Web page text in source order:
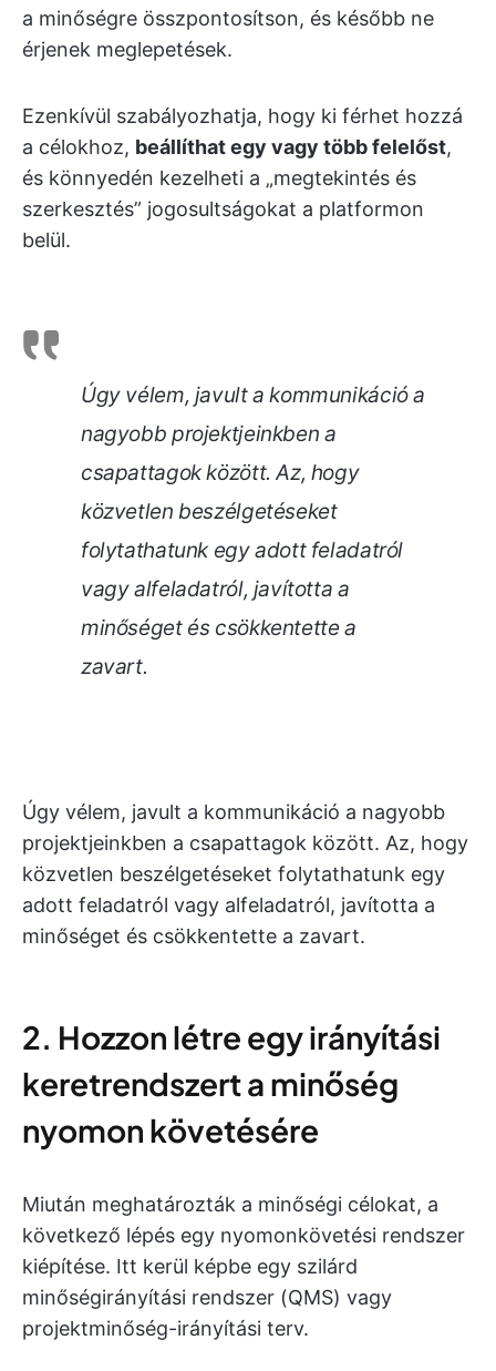
a minőségre összpontosítson, és később ne
érjenek meglepetések.
Ezenkívül szabályozhatja, hogy ki férhet hozzá
a célokhoz, beállíthat egy vagy több felelőst,
és könnyedén kezelheti a „megtekintés és
szerkesztés” jogosultságokat a platformon
belül.
Úgy vélem, javult a kommunikáció a
nagyobb projektjeinkben a
csapattagok között. Az, hogy
közvetlen beszélgetéseket
folytathatunk egy adott feladatról
vagy alfeladatról, javította a
minőséget és csökkentette a
zavart.
Úgy vélem, javult a kommunikáció a nagyobb
projektjeinkben a csapattagok között. Az, hogy
közvetlen beszélgetéseket folytathatunk egy
adott feladatról vagy alfeladatról, javította a
minőséget és csökkentette a zavart.
2. Hozzon létre egy irányítási
keretrendszert a minőség
nyomon követésére
Miután meghatározták a minőségi célokat, a
következő lépés egy nyomonkövetési rendszer
kiépítése. Itt kerül képbe egy szilárd
minőségirányítási rendszer (QMS) vagy
projektminőség-irányítási terv.